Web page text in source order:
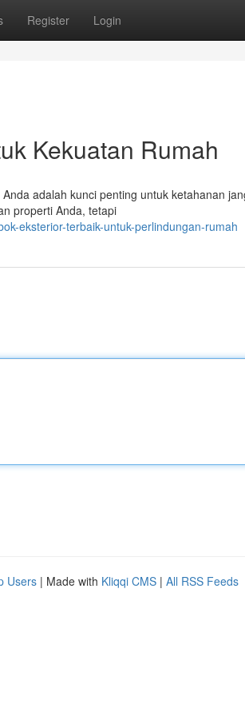
Register Login
Kekuatan Rumah
adalah kunci penting untuk ketahanan
properti Anda, tetapi
eksterior-terbaik-untuk-perlindungan-rumah
Users | Made with Kliqqi CMS | All RSS Feeds